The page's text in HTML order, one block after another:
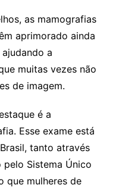
as mamografias
aprimorado ainda
a
muitas vezes não
de imagem.
é a
Esse exame está
tanto através
Sistema Único
que mulheres de